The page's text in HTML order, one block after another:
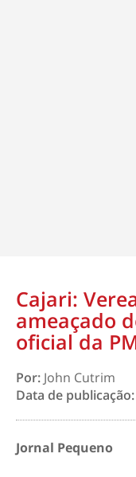
Cajari:
ameaçado
oficial da
Por: John Cutrim
Data de publicação:
Jornal Pequeno